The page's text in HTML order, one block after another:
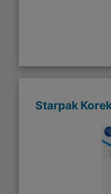
Starpak